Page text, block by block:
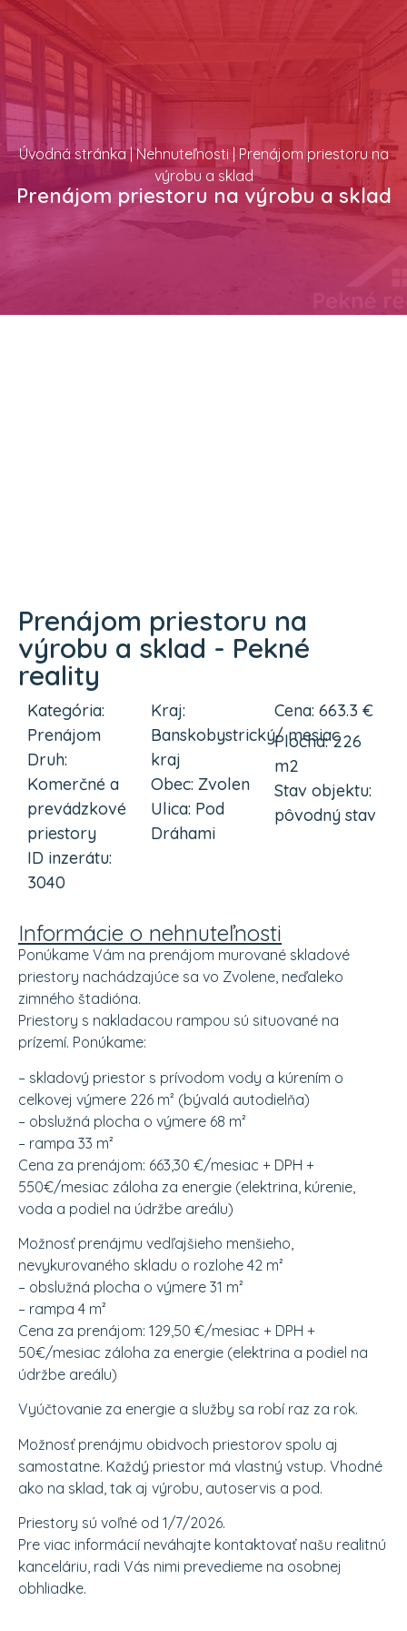
Úvodná stránka|Nehnuteľnosti | Prenájom priestoru na
výrobu a sklad
Prenájom priestoru na výrobu a sklad
Prenájom priestoru na
výrobu a sklad - Pekné
reality
Kategória:
Prenájom
Druh:
Komerčné a
prevádzkové
priestory
ID inzerátu:
3040
Kraj:
Banskobystrický
kraj
Obec: Zvolen
Ulica: Pod
Dráhami
Cena: 663.3 €
/ mesiac
Plocha: 226
m2
Stav objektu:
pôvodný stav
Informácie o nehnuteľnosti
Ponúkame Vám na prenájom murované skladové
priestory nachádzajúce sa vo Zvolene, neďaleko
zimného štadióna.
Priestory s nakladacou rampou sú situované na
prízemí. Ponúkame:
– skladový priestor s prívodom vody a kúrením o
celkovej výmere 226 m² (bývalá autodielňa)
– obslužná plocha o výmere 68 m²
– rampa 33 m²
Cena za prenájom: 663,30 €/mesiac + DPH +
550€/mesiac záloha za energie (elektrina, kúrenie,
voda a podiel na údržbe areálu)
Možnosť prenájmu vedľajšieho menšieho,
nevykurovaného skladu o rozlohe 42 m²
– obslužná plocha o výmere 31 m²
– rampa 4 m²
Cena za prenájom: 129,50 €/mesiac + DPH +
50€/mesiac záloha za energie (elektrina a podiel na
údržbe areálu)
Vyúčtovanie za energie a služby sa robí raz za rok.
Možnosť prenájmu obidvoch priestorov spolu aj
samostatne. Každý priestor má vlastný vstup. Vhodné
ako na sklad, tak aj výrobu, autoservis a pod.
Priestory sú voľné od 1/7/2026.
Pre viac informácií neváhajte kontaktovať našu realitnú
kanceláriu, radi Vás nimi prevedieme na osobnej
obhliadke.